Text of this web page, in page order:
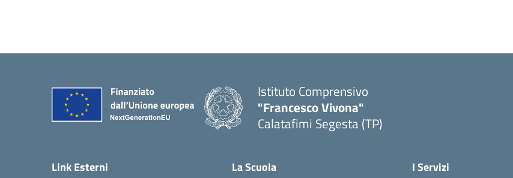
Istituto Comprensivo
"Francesco Vivona"
Calatafimi Segesta (TP)
Link Esterni La Scuola I Servizi